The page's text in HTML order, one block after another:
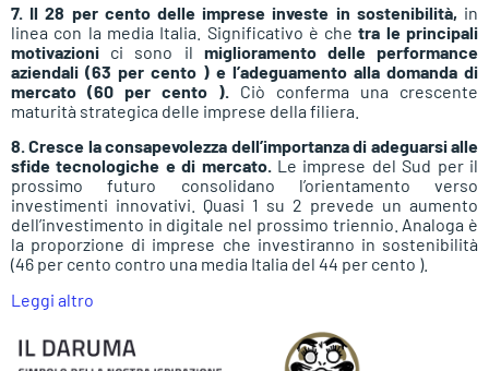
7. Il 28 per cento delle imprese investe in sostenibilità, in
linea con la media Italia. Significativo è chetra le principali
motivazioni ci sono il miglioramento delle performance
aziendali (63 per cento ) e l’adeguamento alla domanda di
mercato (60 per cento ). Ciò conferma una crescente
maturità strategica delle imprese della filiera.
8. Cresce la consapevolezza dell’importanza di adeguarsi alle
sfide tecnologiche e di mercato.Le imprese del Sud per il
prossimo futuro consolidano l’orientamento verso
investimenti innovativi. Quasi 1 su 2 prevede un aumento
dell’investimento in digitale nel prossimo triennio. Analoga è
la proporzione di imprese che investiranno in sostenibilità
(46 per cento contro una media Italia del 44 per cento ).
Leggi altro